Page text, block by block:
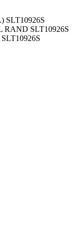
SLT10926S
RAND SLT10926S